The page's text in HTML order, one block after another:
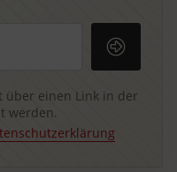
über einen Link in der
werden.